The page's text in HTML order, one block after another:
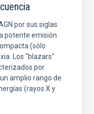
por sus siglas
potente emisión
(sólo
Los "blazars"
por
amplio rango de
(rayos X y